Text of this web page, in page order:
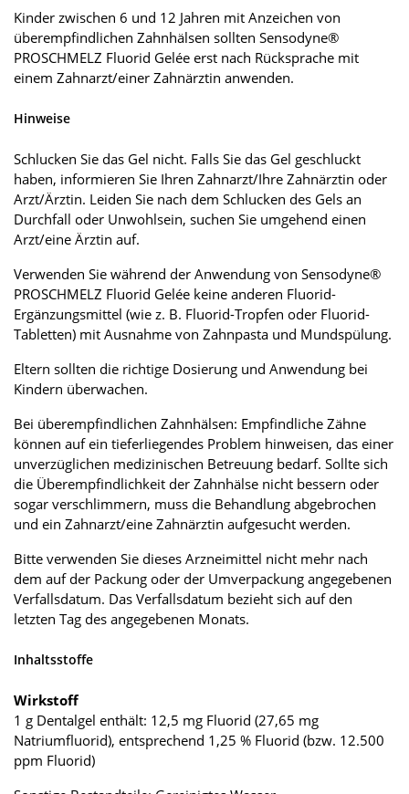
Kinder zwischen 6 und 12 Jahren mit Anzeichen von
überempfindlichen Zahnhälsen sollten Sensodyne®
PROSCHMELZ Fluorid Gelée erst nach Rücksprache mit
einem Zahnarzt/einer Zahnärztin anwenden.
Hinweise
Schlucken Sie das Gel nicht. Falls Sie das Gel geschluckt
haben, informieren Sie Ihren Zahnarzt/Ihre Zahnärztin oder
Arzt/Ärztin. Leiden Sie nach dem Schlucken des Gels an
Durchfall oder Unwohlsein, suchen Sie umgehend einen
Arzt/eine Ärztin auf.
Verwenden Sie während der Anwendung von Sensodyne®
PROSCHMELZ Fluorid Gelée keine anderen Fluorid-
Ergänzungsmittel (wie z. B. Fluorid-Tropfen oder Fluorid-
Tabletten) mit Ausnahme von Zahnpasta und Mundspülung.
Eltern sollten die richtige Dosierung und Anwendung bei
Kindern überwachen.
Bei überempfindlichen Zahnhälsen: Empfindliche Zähne
können auf ein tieferliegendes Problem hinweisen, das einer
unverzüglichen medizinischen Betreuung bedarf. Sollte sich
die Überempfindlichkeit der Zahnhälse nicht bessern oder
sogar verschlimmern, muss die Behandlung abgebrochen
und ein Zahnarzt/eine Zahnärztin aufgesucht werden.
Bitte verwenden Sie dieses Arzneimittel nicht mehr nach
dem auf der Packung oder der Umverpackung angegebenen
Verfallsdatum. Das Verfallsdatum bezieht sich auf den
letzten Tag des angegebenen Monats.
Inhaltsstoffe
Wirkstoff
1 g Dentalgel enthält: 12,5 mg Fluorid (27,65 mg
Natriumfluorid), entsprechend 1,25 % Fluorid (bzw. 12.500
ppm Fluorid)